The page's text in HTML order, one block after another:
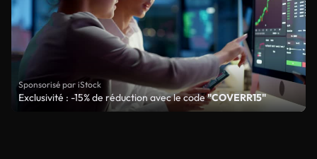
Sponsorisé par iStock
Exclusivité : -15% de réduction avec le code"COVERR15"